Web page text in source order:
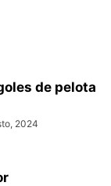
de pelota
2024